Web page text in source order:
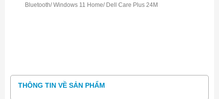
Bluetooth/ Windows 11 Home/ Dell Care Plus 24M
THÔNG TIN VỀ SẢN PHẨM